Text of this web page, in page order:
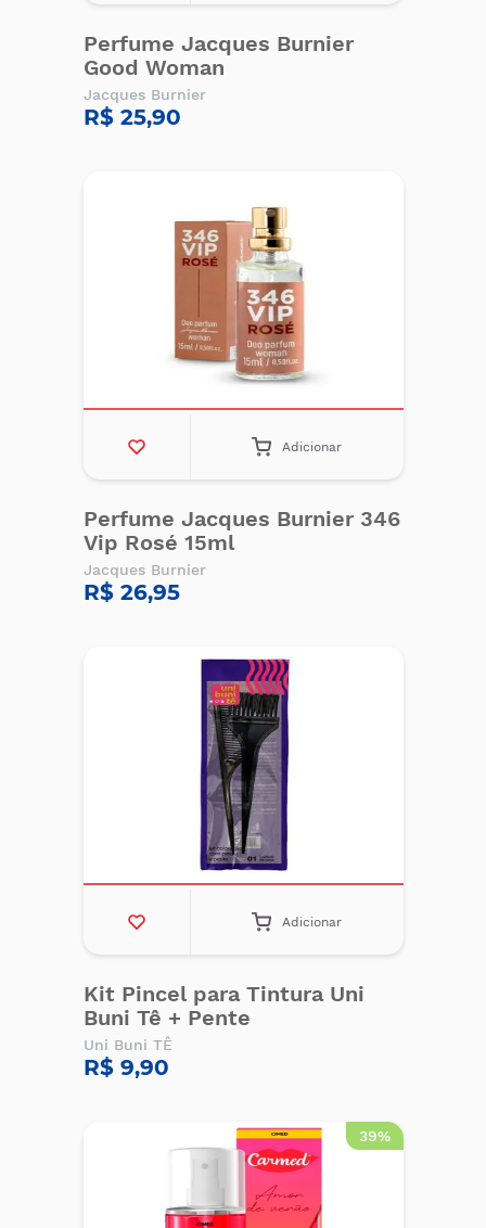
Perfume Jacques Burnier
Good Woman
Jacques Burnier
R$ 25,90
Adicionar
Perfume Jacques Burnier 346
Vip Rosé 15ml
Jacques Burnier
R$ 26,95
Adicionar
Kit Pincel para Tintura Uni
Buni Tê + Pente
Uni Buni TÊ
R$ 9,90
39%